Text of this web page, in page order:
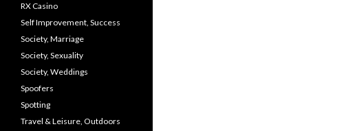
RX Casino
Self Improvement, Success
Society, Marriage
Society, Sexuality
Society, Weddings
Spoofers
Spotting
Travel & Leisure, Outdoors